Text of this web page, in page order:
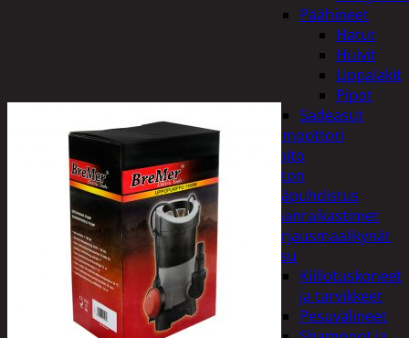
Päähineet
Hatut
Huivit
Lippalakit
Pipot
Sadeasut
Auto, vene ja moottori
Autonhoito
Auton
sisäpuhdistus
Ilmanraikastimet
Korjausmaalikynät
Pesu
Kiillotuskoneet
ja tarvikkeet
Pesuvälineet